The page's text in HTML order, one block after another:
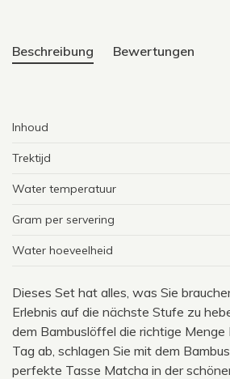
Beschreibung Bewertungen
Inhoud
Trektijd
Water temperatuur
Gram per servering
Water hoeveelheid
Dieses Set hat alles, was Sie
Erlebnis auf die nächste Stufe zu
dem Bambuslöffel die richtige
Tag ab, schlagen Sie mit dem
perfekte Tasse Matcha in der